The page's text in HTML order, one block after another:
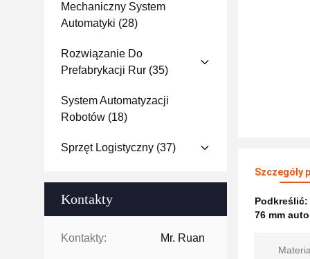
Mechaniczny System
Automatyki (28)
Rozwiązanie Do
Prefabrykacji Rur (35)
System Automatyzacji
Robotów (18)
Sprzęt Logistyczny (37)
Kontakty
Kontakty: Mr. Ruan
Szczegóły
Podkreślić:
76 mm